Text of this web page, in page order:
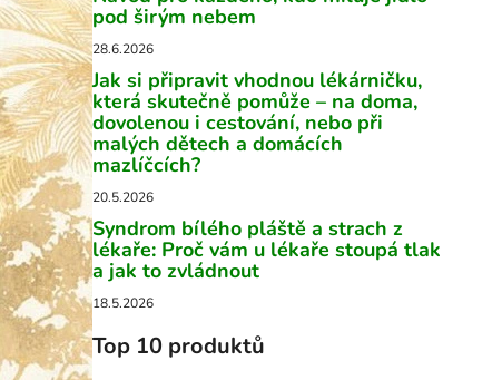
r
a
n
n
í
p
a
n
e
l
pod širým nebem
28.6.2026
Jak si připravit vhodnou lékárničku,
která skutečně pomůže – na doma,
dovolenou i cestování, nebo při
malých dětech a domácích
mazlíčcích?
20.5.2026
Syndrom bílého pláště a strach z
lékaře: Proč vám u lékaře stoupá tlak
a jak to zvládnout
18.5.2026
Top 10 produktů